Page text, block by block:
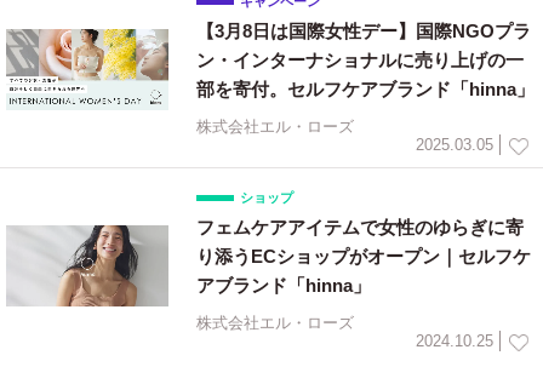
【3月8日は国際女性デー】国際NGOプラ
ン・インターナショナルに売り上げの一
部を寄付。セルフケアブランド「hinna」
株式会社エル・ローズ
2025.03.05
ショップ
フェムケアアイテムで女性のゆらぎに寄
り添うECショップがオープン｜セルフケ
アブランド「hinna」
株式会社エル・ローズ
2024.10.25